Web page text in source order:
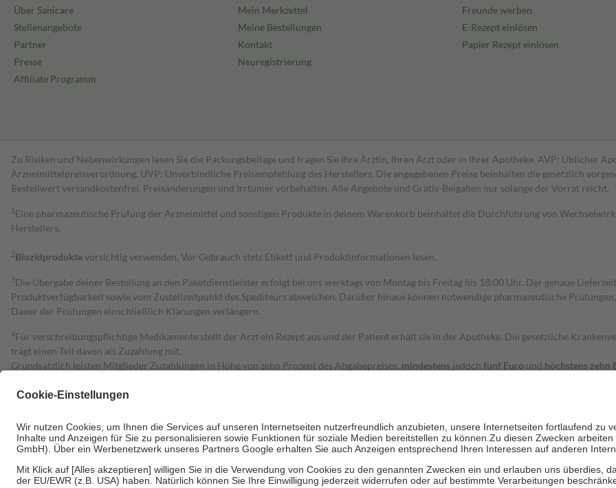
Über Sanicare
Stellenangebote
Partner
Presse
Affiliate Programm
Mein Merkzettel
Meine Bestellungen
Kontakt
Neuregistrierung
Freunde werben
E-Rezept einlösen
Papier Rezept einlösen
Zu Risiken und Nebenwirkungen lesen Sie die Packungsbeilage und fragen Sie Ihre Ärztin, Ihren Arzt oder in Ihrer Apotheke. AVP: Üblicher
Arzneimittelpreisverordnung. UVP: Unverbindliche Preisempfehlung des Herstellers. Die angegebenen Preise beinhalten die gesetzlich
Bestell­wert versand­kosten­frei. Preisänderungen und Irrtümer vorbehalten. Alle Angebote und Gratis-Beigaben nur solange der Vorrat reicht.
1 Eine pharmazeutische Prüfung der Arzneimittel und sonstigen Produkte in deinem Warenkorb beinhaltet die Durchführung von
Herstellers.
2Biozidproduktevorsichtig verwenden. Vor Gebrauch stets Etikett und Produktinformationen lesen.
3Die Übergabe deiner Bestellung an den Paketdienstleister erfolgt bei uns werktags von Montag bis Freitag bis 18:00 Uhr. Der genaue
Produktverfügbarkeit sowie vom Zustellzeitpunkt des Spediteurs abweichen. Darüber hinaus können notwendige pharmazeutische
Dauer der Prüfungen einschließlich Klärungen verlängern.
4Für verschreibungspflichtige Medikamente stellt der Arzt ein Rezept aus und der Patient erhält sie in der Apotheke. Die gesetzliche
trägt einen Teil davon als Zuzahlung mit.
Grundsätzlich leisten Mitglieder Zuzahlungen in Höhe von zehn Prozent des Abgabepreises, mindestens jedoch fünf Euro und höchstens zehn
Diese Regeln gelten grundsätzlich auch für Online-Apotheken.
Um das Engagement der Versicherten für ihre eigene Gesundheit zu stärken und die besondere Stellung der Familie zu unterstützen, fallen
• Kindern und Jugendlichen bis zum vollendeten 18. Lebensjahr mit Ausnahme der Fahrkosten
• Untersuchungen zur Vorsorge und Früherkennung, die von der GKV getragen werden
• empfohlenen Schutzimpfungen
• Harn- und Blutteststreifen